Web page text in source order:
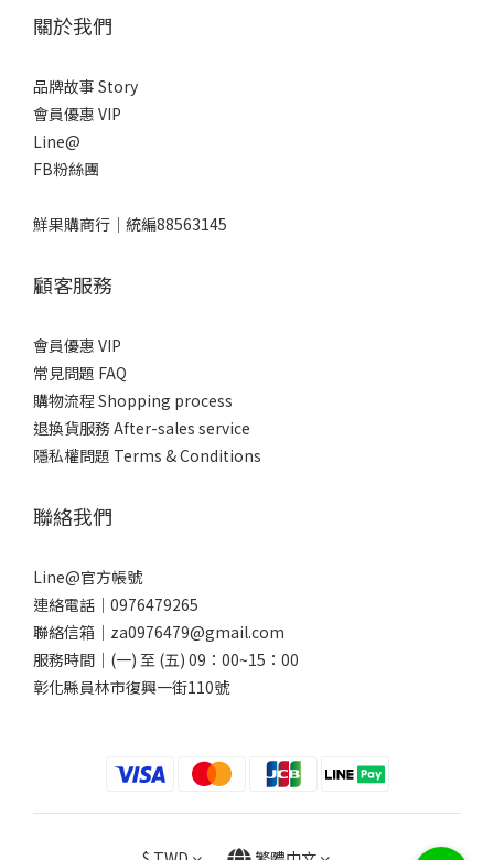
關於我們
品牌故事 Story
會員優惠 VIP
Line@
FB粉絲團
鮮果購商行｜統編88563145
顧客服務
會員優惠 VIP
常見問題 FAQ
購物流程 Shopping process
退換貨服務 After-sales service
隱私權問題 Terms & Conditions
聯絡我們
Line@官方帳號
連絡電話｜0976479265
聯絡信箱｜za0976479@gmail.com
服務時間｜(一) 至 (五) 09：00~15：00
彰化縣員林市復興一街110號